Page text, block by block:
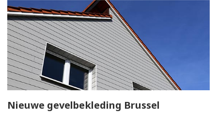
Nieuwe gevelbekleding Brussel